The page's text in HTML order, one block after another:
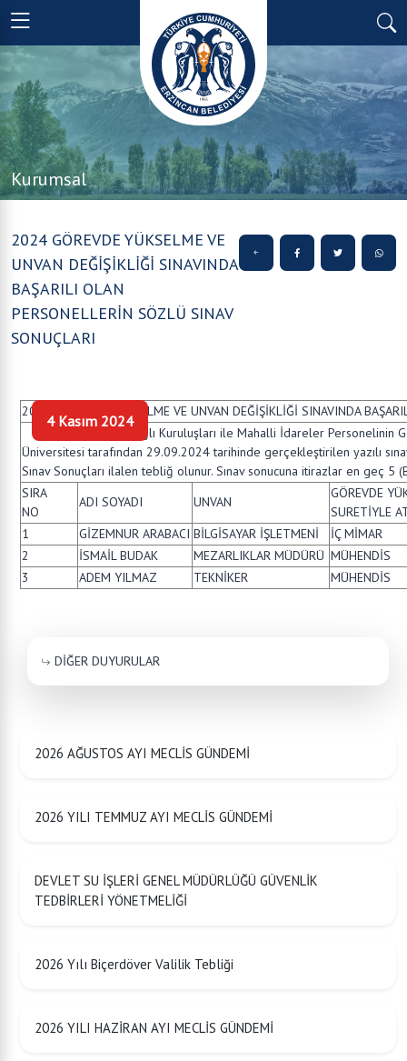
Kurumsal
2024 GÖREVDE YÜKSELME VE
UNVAN DEĞİŞİKLİĞİ SINAVINDA
BAŞARILI OLAN
PERSONELLERİN SÖZLÜ SINAV
SONUÇLARI
4 Kasım 2024
2024 GÖREVDE YÜKSELME VE UNVAN DEĞİŞİKLİĞİ SINAVINDA
Belediye ve Bağlı Kuruluşları ile Mahalli İdareler Personelinin
Üniversitesi tarafından 29.09.2024 tarihinde gerçekleştirilen yazılı
Sınav Sonuçları ilalen tebliğ olunur. Sınav sonucuna itirazlar en geç 5
SIRA
NO
ADI SOYADI UNVAN
GÖREVDE
SURETİYLE
1
GİZEMNUR ARABACI BİLGİSAYAR İŞLETMENİ
İÇ MİMAR
2
İSMAİL BUDAK MEZARLIKLAR MÜDÜRÜ MÜHENDİS
3
ADEM YILMAZ TEKNİKER MÜHENDİS
DİĞER DUYURULAR
2026 AĞUSTOS AYI MECLİS GÜNDEMİ
2026 YILI TEMMUZ AYI MECLİS GÜNDEMİ
DEVLET SU İŞLERİ GENEL MÜDÜRLÜĞÜ GÜVENLİK
TEDBİRLERİ YÖNETMELİĞİ
2026 Yılı Biçerdöver Valilik Tebliği
2026 YILI HAZİRAN AYI MECLİS GÜNDEMİ